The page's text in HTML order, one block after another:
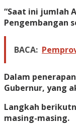
“Saat ini jumlah
Pengembangan
BACA:
Dalam
Gubernur, yang
Langkah
masing-masing.